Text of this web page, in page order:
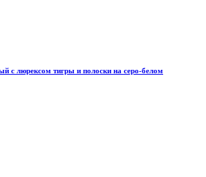
с люрексом тигры и полоски на серо-белом